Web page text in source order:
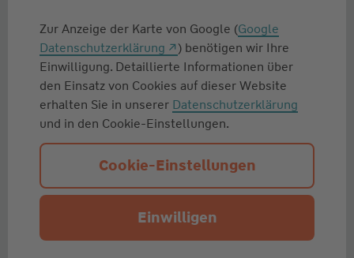
Zur Anzeige der Karte von Google (Google
Datenschutzerklärung
) benötigen wir Ihre
Einwilligung. Detaillierte Informationen über
den Einsatz von Cookies auf dieser Website
erhalten Sie in unserer Datenschutzerklärung
und in den Cookie-Einstellungen.
Cookie-Einstellungen
Einwilligen